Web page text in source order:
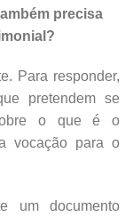
precisa
Para responder,
pretendem se
o que é o
vocação para o
um documento